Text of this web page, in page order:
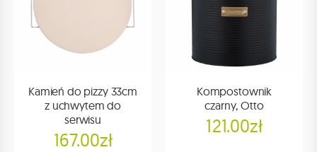
Kamień do pizzy 33cm
z uchwytem do
serwisu
167.00zł
Kompostownik
czarny, Otto
121.00zł